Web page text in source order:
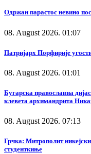
Одржан парастос невино
08. August 2026. 01:07
Патријарх Порфирије
08. August 2026. 01:01
Бугарска православна
клевета архимандрита
08. August 2026. 07:13
Грчка: Митрополит
студенткиње